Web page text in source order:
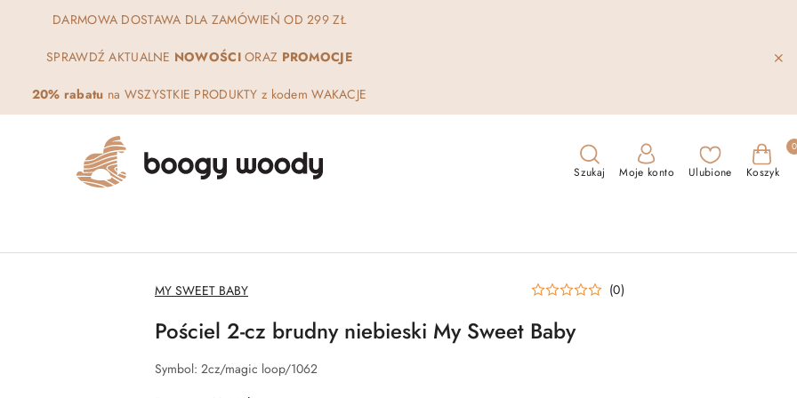
DARMOWA DOSTAWA DLA ZAMÓWIEŃ OD 299 ZŁ
SPRAWDŹ AKTUALNE NOWOŚCIORAZ PROMOCJE
20% rabatu na WSZYSTKIE PRODUKTY z kodem WAKACJE
Szukaj Moje konto Ulubione Koszyk
0
NAZWA
PRODUCENTA:
MY SWEET BABY (0)
Pościel 2-cz brudny niebieski My Sweet Baby
Symbol: 2cz/magic loop/1062